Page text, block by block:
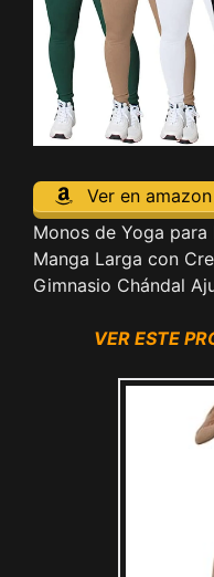
Ver en amazon
Monos de Yoga
Manga Larga con
Gimnasio Chándal
VER ESTE